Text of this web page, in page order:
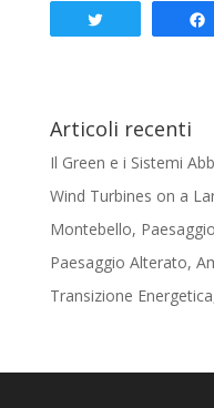
Articoli recenti
Il Green e i Sistemi
Wind Turbines on a
Montebello,
Paesaggio Alterato,
Transizione